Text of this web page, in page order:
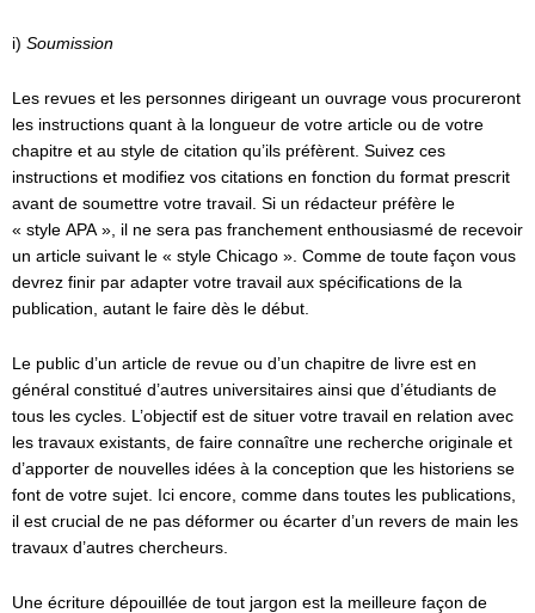
i) Soumission
Les revues et les personnes dirigeant un ouvrage vous procureront
les instructions quant à la longueur de votre article ou de votre
chapitre et au style de citation qu’ils préfèrent. Suivez ces
instructions et modifiez vos citations en fonction du format prescrit
avant de soumettre votre travail. Si un rédacteur préfère le
« style APA », il ne sera pas franchement enthousiasmé de recevoir
un article suivant le « style Chicago ». Comme de toute façon vous
devrez finir par adapter votre travail aux spécifications de la
publication, autant le faire dès le début.
Le public d’un article de revue ou d’un chapitre de livre est en
général constitué d’autres universitaires ainsi que d’étudiants de
tous les cycles. L’objectif est de situer votre travail en relation avec
les travaux existants, de faire connaître une recherche originale et
d’apporter de nouvelles idées à la conception que les historiens se
font de votre sujet. Ici encore, comme dans toutes les publications,
il est crucial de ne pas déformer ou écarter d’un revers de main les
travaux d’autres chercheurs.
Une écriture dépouillée de tout jargon est la meilleure façon de